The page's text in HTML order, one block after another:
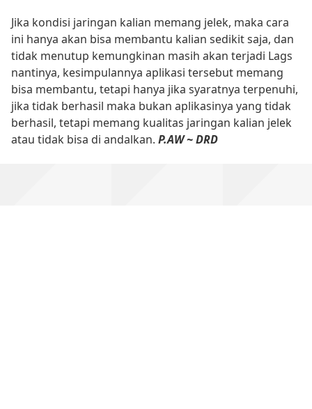
Jika kondisi jaringan kalian memang jelek, maka cara
ini hanya akan bisa membantu kalian sedikit saja, dan
tidak menutup kemungkinan masih akan terjadi Lags
nantinya, kesimpulannya aplikasi tersebut memang
bisa membantu, tetapi hanya jika syaratnya terpenuhi,
jika tidak berhasil maka bukan aplikasinya yang tidak
berhasil, tetapi memang kualitas jaringan kalian jelek
atau tidak bisa di andalkan. P.AW ~ DRD